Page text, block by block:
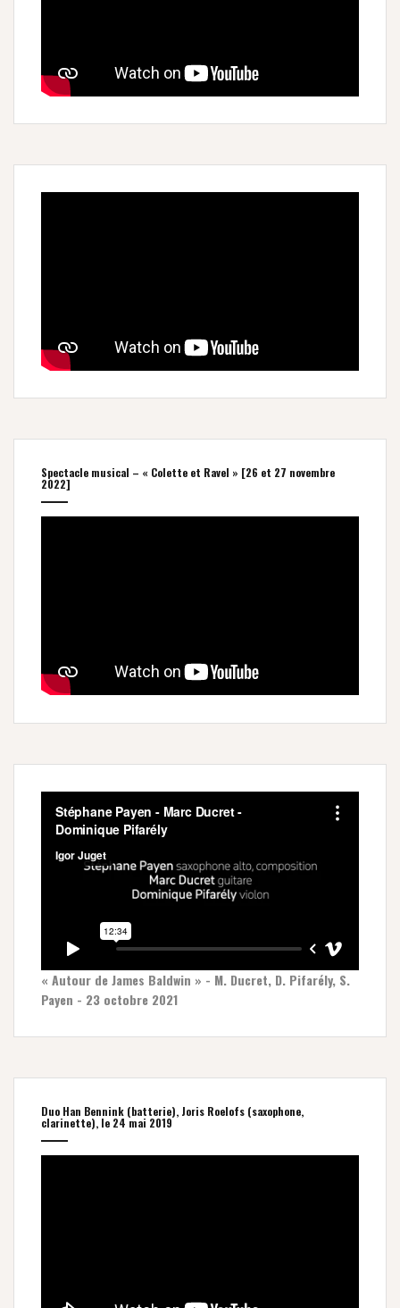
Spectacle musical – « Colette et Ravel » [26 et 27 novembre
2022]
« Autour de James Baldwin » - M. Ducret, D. Pifarély, S.
Payen - 23 octobre 2021
Duo Han Bennink (batterie), Joris Roelofs (saxophone,
clarinette), le 24 mai 2019